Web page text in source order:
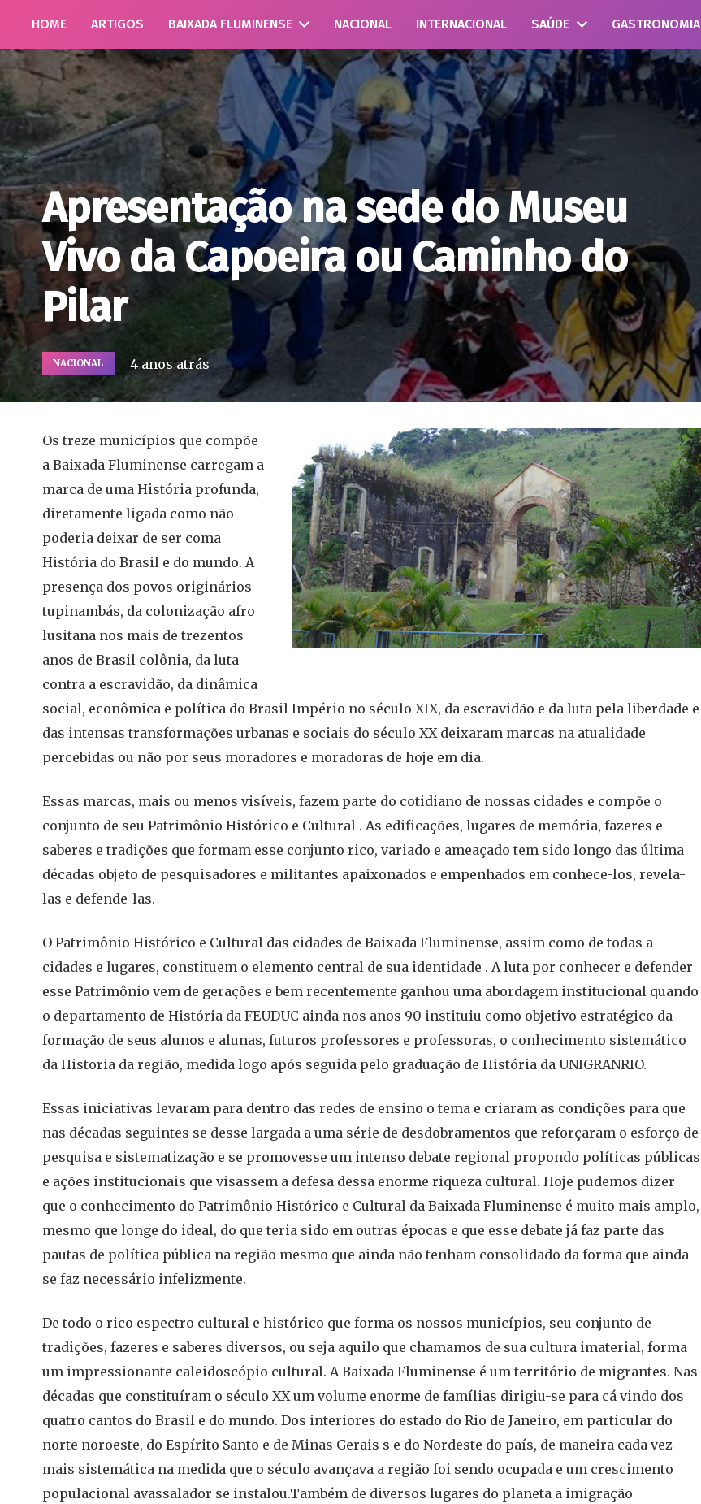
HOME ARTIGOS BAIXADA FLUMINENSE NACIONAL INTERNACIONAL SAÚDE GASTRONOMIA
Apresentação na sede do Museu
Vivo da Capoeira ou Caminho do
Pilar
NACIONAL 4 anos atrás
Os treze municípios que compõe
a Baixada Fluminense carregam a
marca de uma História profunda,
diretamente ligada como não
poderia deixar de ser coma
História do Brasil e do mundo. A
presença dos povos originários
tupinambás, da colonização afro
lusitana nos mais de trezentos
anos de Brasil colônia, da luta
contra a escravidão, da dinâmica
social, econômica e política do Brasil Império no século XIX, da escravidão e da luta pela liberdade e
das intensas transformações urbanas e sociais do século XX deixaram marcas na atualidade
percebidas ou não por seus moradores e moradoras de hoje em dia.
Essas marcas, mais ou menos visíveis, fazem parte do cotidiano de nossas cidades e compõe o
conjunto de seu Patrimônio Histórico e Cultural . As edificações, lugares de memória, fazeres e
saberes e tradições que formam esse conjunto rico, variado e ameaçado tem sido longo das última
décadas objeto de pesquisadores e militantes apaixonados e empenhados em conhece-los, revela-
las e defende-las.
O Patrimônio Histórico e Cultural das cidades de Baixada Fluminense, assim como de todas a
cidades e lugares, constituem o elemento central de sua identidade . A luta por conhecer e defender
esse Patrimônio vem de gerações e bem recentemente ganhou uma abordagem institucional quando
o departamento de História da FEUDUC ainda nos anos 90 instituiu como objetivo estratégico da
formação de seus alunos e alunas, futuros professores e professoras, o conhecimento sistemático
da Historia da região, medida logo após seguida pelo graduação de História da UNIGRANRIO.
Essas iniciativas levaram para dentro das redes de ensino o tema e criaram as condições para que
nas décadas seguintes se desse largada a uma série de desdobramentos que reforçaram o esforço de
pesquisa e sistematização e se promovesse um intenso debate regional propondo políticas públicas
e ações institucionais que visassem a defesa dessa enorme riqueza cultural. Hoje pudemos dizer
que o conhecimento do Patrimônio Histórico e Cultural da Baixada Fluminense é muito mais amplo,
mesmo que longe do ideal, do que teria sido em outras épocas e que esse debate já faz parte das
pautas de política pública na região mesmo que ainda não tenham consolidado da forma que ainda
se faz necessário infelizmente.
De todo o rico espectro cultural e histórico que forma os nossos municípios, seu conjunto de
tradições, fazeres e saberes diversos, ou seja aquilo que chamamos de sua cultura imaterial, forma
um impressionante caleidoscópio cultural. A Baixada Fluminense é um território de migrantes. Nas
décadas que constituíram o século XX um volume enorme de famílias dirigiu-se para cá vindo dos
quatro cantos do Brasil e do mundo. Dos interiores do estado do Rio de Janeiro, em particular do
norte noroeste, do Espírito Santo e de Minas Gerais s e do Nordeste do país, de maneira cada vez
mais sistemática na medida que o século avançava a região foi sendo ocupada e um crescimento
populacional avassalador se instalou.Também de diversos lugares do planeta a imigração